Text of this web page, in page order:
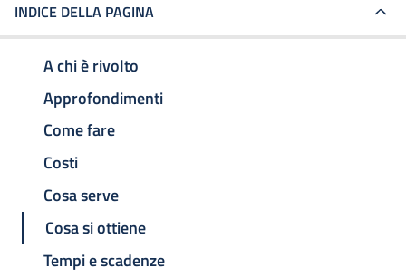
INDICE DELLA PAGINA
A chi è rivolto
Approfondimenti
Come fare
Costi
Cosa serve
Cosa si ottiene
Tempi e scadenze